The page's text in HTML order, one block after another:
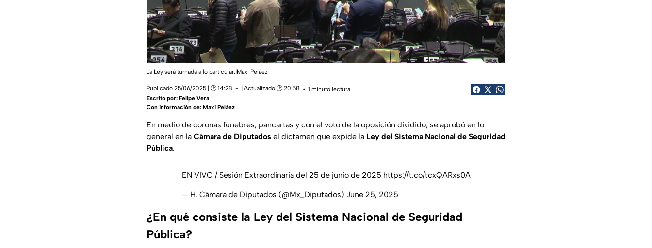
La Ley será turnada a lo particular.|Maxi Peláez
Publicado 25/06/2025 | 🕑 14:28 | Actualizado 🕑 20:58
1 minuto lectura
Escrito por: Felipe Vera
Con información de: Maxi Peláez
En medio de coronas fúnebres, pancartas y con el voto de la oposición dividido, se aprobó en lo
general en la Cámara de Diputados el dictamen que expide la Ley del Sistema Nacional de Seguridad
Pública.
EN VIVO / Sesión Extraordinaria del 25 de junio de 2025 https://t.co/tcxQARxs0A
— H. Cámara de Diputados (@Mx_Diputados) June 25, 2025
¿En qué consiste la Ley del Sistema Nacional de Seguridad
Pública?